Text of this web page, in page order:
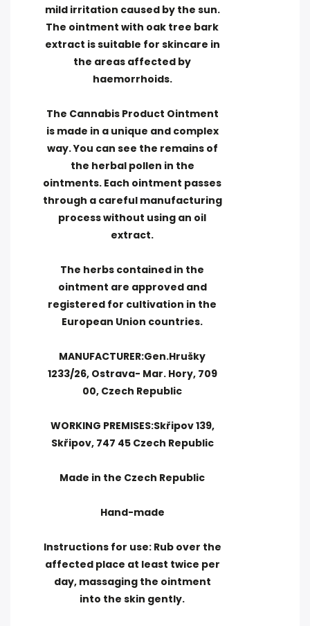
mild irritation caused by the sun.
The ointment with oak tree bark
extract is suitable for skincare in
the areas affected by
haemorrhoids.
The Cannabis Product Ointment
is made in a unique and complex
way. You can see the remains of
the herbal pollen in the
ointments. Each ointment passes
through a careful manufacturing
process without using an oil
extract.
The herbs contained in the
ointment are approved and
registered for cultivation in the
European Union countries.
MANUFACTURER:Gen.Hrušky
1233/26, Ostrava- Mar. Hory, 709
00, Czech Republic
WORKING PREMISES:Skřipov 139,
Skřipov, 747 45 Czech Republic
Made in the Czech Republic
Hand-made
Instructions for use: Rub over the
affected place at least twice per
day, massaging the ointment
into the skin gently.